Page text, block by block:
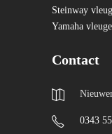
Steinway
Yamaha
Contact
0343